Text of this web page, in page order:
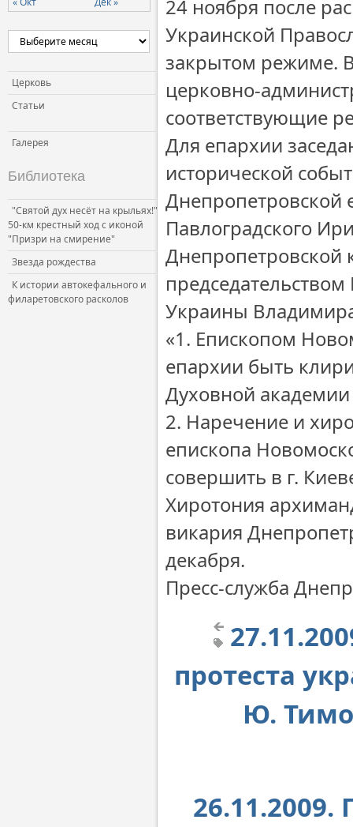
Церковь и власть
Церковь и общество
Церковь и СМИ
Церковь
Статьи
Галерея
Библиотека
"Святой дух несёт на крыльях!"
50-км крестный ход с иконой
"Призри на смирение"
Звезда рождества
К истории автокефального и
филаретовского расколов
24 ноября после
Украинской
закрытом режиме.
церковно-
соответствующие
Для епархии
исторической
Днепропетровской
Павлоградского
Украины
«1. Епископом
епархии быть
Духовной
2. Наречение и
епископа
совершить в г.
Хиротония
викария
декабря.
Пресс-служба
протеста
Ю.
26.11.2009.